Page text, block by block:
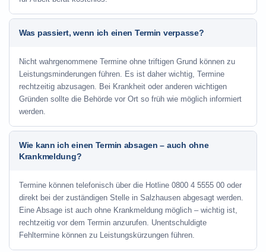
Was passiert, wenn ich einen Termin verpasse?
Nicht wahrgenommene Termine ohne triftigen Grund können zu
Leistungsminderungen führen. Es ist daher wichtig, Termine
rechtzeitig abzusagen. Bei Krankheit oder anderen wichtigen
Gründen sollte die Behörde vor Ort so früh wie möglich informiert
werden.
Wie kann ich einen Termin absagen – auch ohne
Krankmeldung?
Termine können telefonisch über die Hotline 0800 4 5555 00 oder
direkt bei der zuständigen Stelle in Salzhausen abgesagt werden.
Eine Absage ist auch ohne Krankmeldung möglich – wichtig ist,
rechtzeitig vor dem Termin anzurufen. Unentschuldigte
Fehltermine können zu Leistungskürzungen führen.